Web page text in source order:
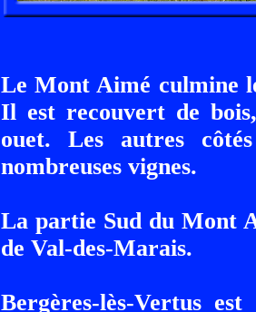
Le Mont Aimé culmine
Il est recouvert de
ouet. Les autres
nombreuses vignes.
La partie Sud du Mont
de Val-des-Marais.
Bergères-lès-Vertus